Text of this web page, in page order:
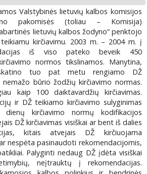
Valstybinės lietuvių kalbos komisijos
pakomisės (toliau – Komisija)
lietuvių kalbos žodyno“ penktojo
kirčiavimu. 2003 m. – 2004 m. į
iš viso pateko beveik 450
normos tikslinamos. Manytina,
tuo pat metu rengiamo DŽ
būrio žodžių kirčiavimo normas.
kaip 100 daiktavardžių kirčiavimas.
ir DŽ teikiamo kirčiavimo sulyginimas
kirčiavimo normų kodifikacijos
DŽ kirčiavimas visiškai ar bent iš dalies
kitais atvejais DŽ kirčiuojama
nespėta pasinaudoti rekomendacijomis,
Palyginti nedaug DŽ įdėta visiškai
neįtrauktų į rekomendacijas.